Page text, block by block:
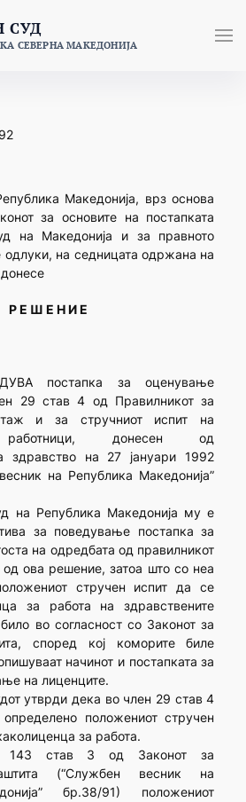
СУД
СЕВЕРНА МАКЕДОНИЈА
Македонија, врз основа
за основите на постапката
на Македонија и за правното
одлуки, на седницата одржана на
Р Е Ш Е Н И Е
постапка за оценување
29 став 4 од Правилникот за
и за стручниот испит на
работници, донесен од
здравство на 27 јануари 1992
на Република Македонија”
на Република Македонија му е
за поведување постапка за
на одредбата од правилникот
од ова решение, затоа што со неа
стручен испит да се
за работа на здравствените
во согласност со Законот за
според кој коморите биле
начинот и постапката за
на лиценците.
утврди дека во член 29 став 4
положениот стручен
за работа.
143 став 3 од Законот за
(“Службен весник на
бр.38/91) положениот